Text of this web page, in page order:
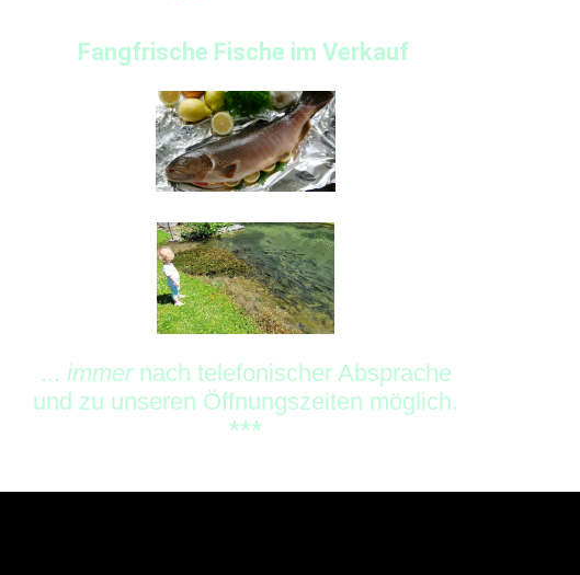
Fangfrische Fische im Verkauf
... immer nach telefonischer Absprache
und zu unseren Öffnungszeiten möglich.
***